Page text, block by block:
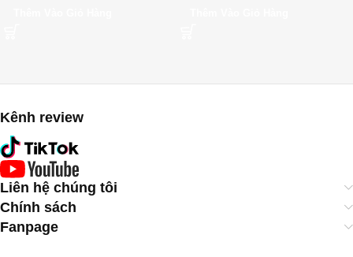
Kênh review
Liên hệ chúng tôi
Chính sách
Fanpage